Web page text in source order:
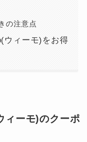
の注意点
ウィーモ)をお得
ィーモ)のクーポ